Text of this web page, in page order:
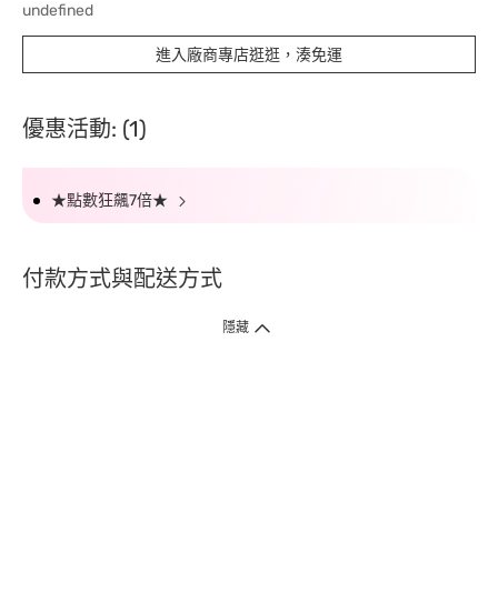
undefined
進入廠商專店逛逛，湊免運
優惠活動: (1)
★點數狂飆7倍★
付款方式與配送方式
隱藏